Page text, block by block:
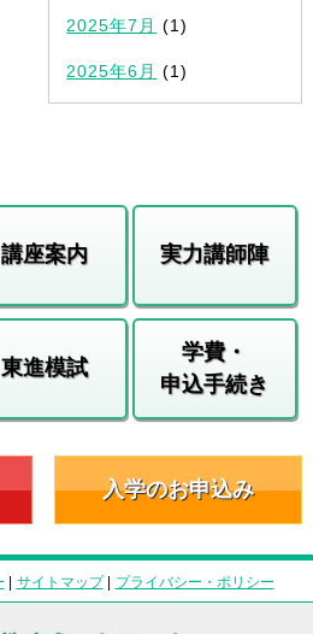
2025年7月 (1)
2025年6月 (1)
講座案内 実力講師陣
東進模試
学費・
申込手続き
入学のお申込み
| サイトマップ| プライバシー・ポリシー